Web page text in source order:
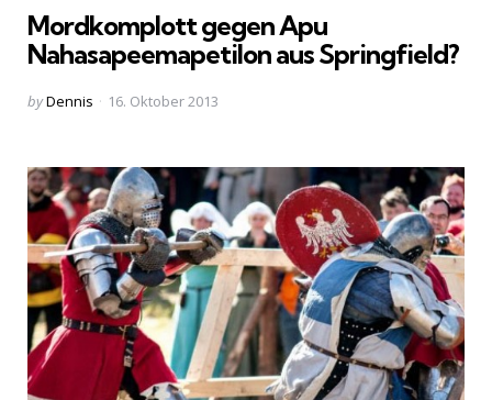
Mordkomplott gegen Apu
Nahasapeemapetilon aus Springfield?
Posted
byDennis 16. Oktober 2013